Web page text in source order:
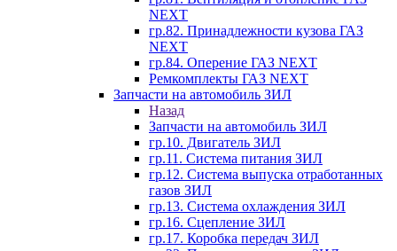
NEXT
гр.82. Принадлежности кузова ГАЗ
NEXT
гр.84. Оперение ГАЗ NEXT
Ремкомплекты ГАЗ NEXT
Запчасти на автомобиль ЗИЛ
Назад
Запчасти на автомобиль ЗИЛ
гр.10. Двигатель ЗИЛ
гр.11. Система питания ЗИЛ
гр.12. Система выпуска отработанных
газов ЗИЛ
гр.13. Система охлаждения ЗИЛ
гр.16. Сцепление ЗИЛ
гр.17. Коробка передач ЗИЛ